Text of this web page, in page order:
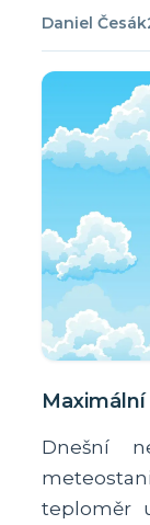
Daniel Česák
Dnešní
teploměr